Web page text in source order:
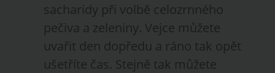
sacharidy při volbě celozrnného
pečiva a zeleniny. Vejce můžete
uvařit den dopředu a ráno tak opět
ušetříte čas. Stejně tak můžete